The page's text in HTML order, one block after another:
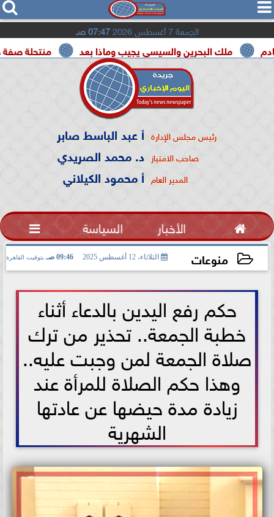
  
الجمعة 7 أغسطس 2026 07:47 صـ
منتحلة صفة صحفية البحرين والسيسي يجيب وماذا بعد
رئيس مجلس الإدارة أ عبد الباسط صابر
صاحب الامتياز د. محمد الصريدي
المدير العام أ محمود الكيلاني
 الأخبار السياسة 
منوعات الثلاثاء، 12 أغسطس 2025 09:46 صـ بتوقيت القاهرة
حكم رفع اليدين بالدعاء أثناء
خطبة الجمعة.. تحذير من ترك
صلاة الجمعة لمن وجبت عليه..
وهذا حكم الصلاة للمرأة عند
زيادة مدة حيضها عن عادتها
الشهرية